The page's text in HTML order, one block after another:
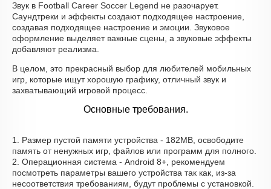
Звук в Football Career Soccer Legend не разочарует.
Саундтреки и эффекты создают подходящее настроение,
создавая подходящее настроение и эмоции. Звуковое
оформление выделяет важные сцены, а звуковые эффекты
добавляют реализма.
В целом, это прекрасный выбор для любителей мобильных
игр, которые ищут хорошую графику, отличный звук и
захватывающий игровой процесс.
Основные требования.
1. Размер пустой памяти устройства - 182MB, освободите
память от ненужных игр, файлов или программ для полного.
2. Операционная система - Android 8+, рекомендуем
посмотреть параметры вашего устройства так как, из-за
несоответствия требованиям, будут проблемы с установкой.